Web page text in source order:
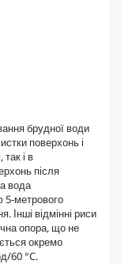
брудної води
поверхонь і
і в
після
вода
5-метрового
Інші відмінні риси
опора, що не
окремо
60 °C.